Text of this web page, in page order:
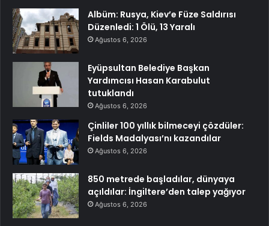
Albüm: Rusya, Kiev’e Füze Saldırısı
Düzenledi: 1 Ölü, 13 Yaralı
Ağustos 6, 2026
Eyüpsultan Belediye Başkan
Yardımcısı Hasan Karabulut
tutuklandı
Ağustos 6, 2026
Çinliler 100 yıllık bilmeceyi çözdüler:
Fields Madalyası’nı kazandılar
Ağustos 6, 2026
850 metrede başladılar, dünyaya
açıldılar: İngiltere’den talep yağıyor
Ağustos 6, 2026